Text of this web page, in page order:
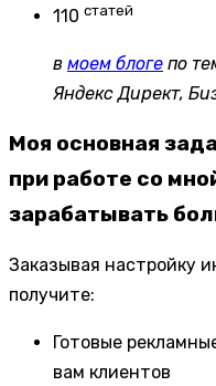
110 статей
в моем блоге по
Яндекс Директ,
Моя основная
при работе со
зарабатывать
Заказывая настройку
получите:
Готовые
вам клиентов